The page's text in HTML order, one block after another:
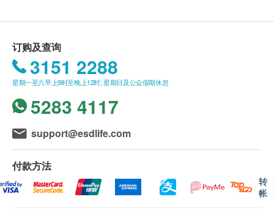
红血球计数
红血球分布寛度
白血球
红血球压积率
血紅素
血小板
平均红血球血红素
血型
客户须于预约当天出示身份证及列印订购确认信确
认身份。
疫苗注射服务计划有效期为6个月，客户必须于6个
月内(由确认付款日期起计) 接受有关服务，客户需
提前1个月预约相关服务，逾期作废。 (请注意：加
卫苗9合1 子宫颈癌HPV疫苗及流感疫苗2021/22之
有效期为1个月，客户必须于1个月内（由确认付款
日期起计）接种第一针，逾期作废。）
疫苗注射服务必须经医生评估是否适合进行疫苗注
射， 并由注册医护人员负责注射程序。如医生认
订购及查询
3151 2288
星期一至六早上9时至晚上12时; 星期日及公众假期休息
5283 4117
support@esdlife.com
付款方法
转
帐